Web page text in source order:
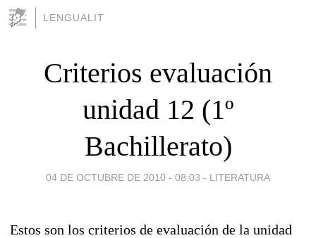
LENGUALIT
Criterios evaluación
unidad 12 (1º
Bachillerato)
04 DE OCTUBRE DE 2010 - 08:03 - LITERATURA
Estos son los criterios de evaluación de la unidad